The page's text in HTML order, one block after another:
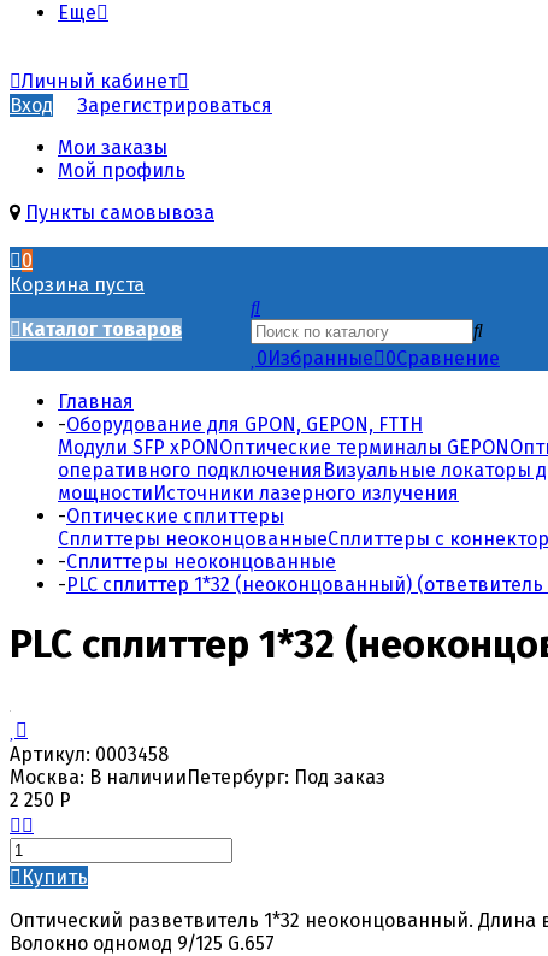
Еще
Личный кабинет
Вход
Зарегистрироваться
Мои заказы
Мой профиль
Пункты самовывоза
0
Корзина пуста
Каталог товаров
0Избранные 0Сравнение
Главная
-Оборудование для GPON, GEPON, FTTH
Модули SFP xPONОптические терминалы GEPON
оперативного подключения Визуальные локаторы
мощностиИсточники лазерного излучения
-Оптические сплиттеры
Сплиттеры неоконцованныеСплиттеры с
-Сплиттеры неоконцованные
-PLC сплиттер 1*32 (неоконцованный)
PLC сплиттер 1*32
Артикул: 0003458
Москва: В наличииПетербург: Под заказ
2 250 Р
Купить
Оптический разветвитель 1*32 неоконцованный. Длина
Волокно одномод 9/125 G.657